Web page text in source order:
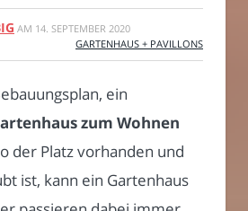
AM 14. SEPTEMBER 2020
GARTENHAUS + PAVILLONS
ein
zum Wohnen
der Platz vorhanden und
ist, kann ein Gartenhaus